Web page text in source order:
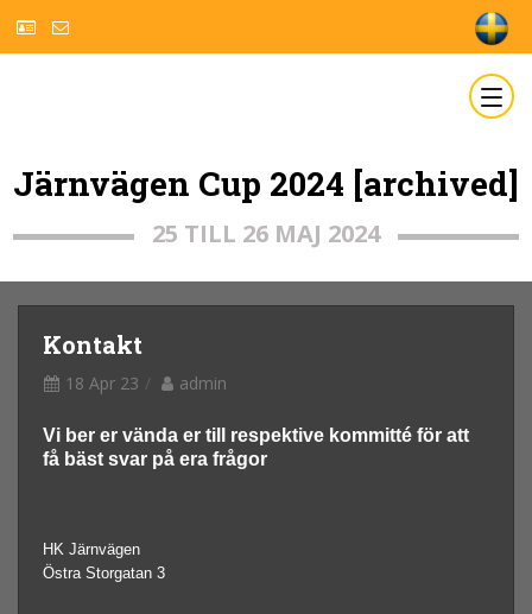
Järnvägen Cup 2024 [archived]
25 TILL 26 MAJ 2024
Kontakt
18 Apr 23 admin
Vi ber er vända er till respektive kommitté för att
få bäst svar på era frågor
HK Järnvägen
Östra Storgatan 3